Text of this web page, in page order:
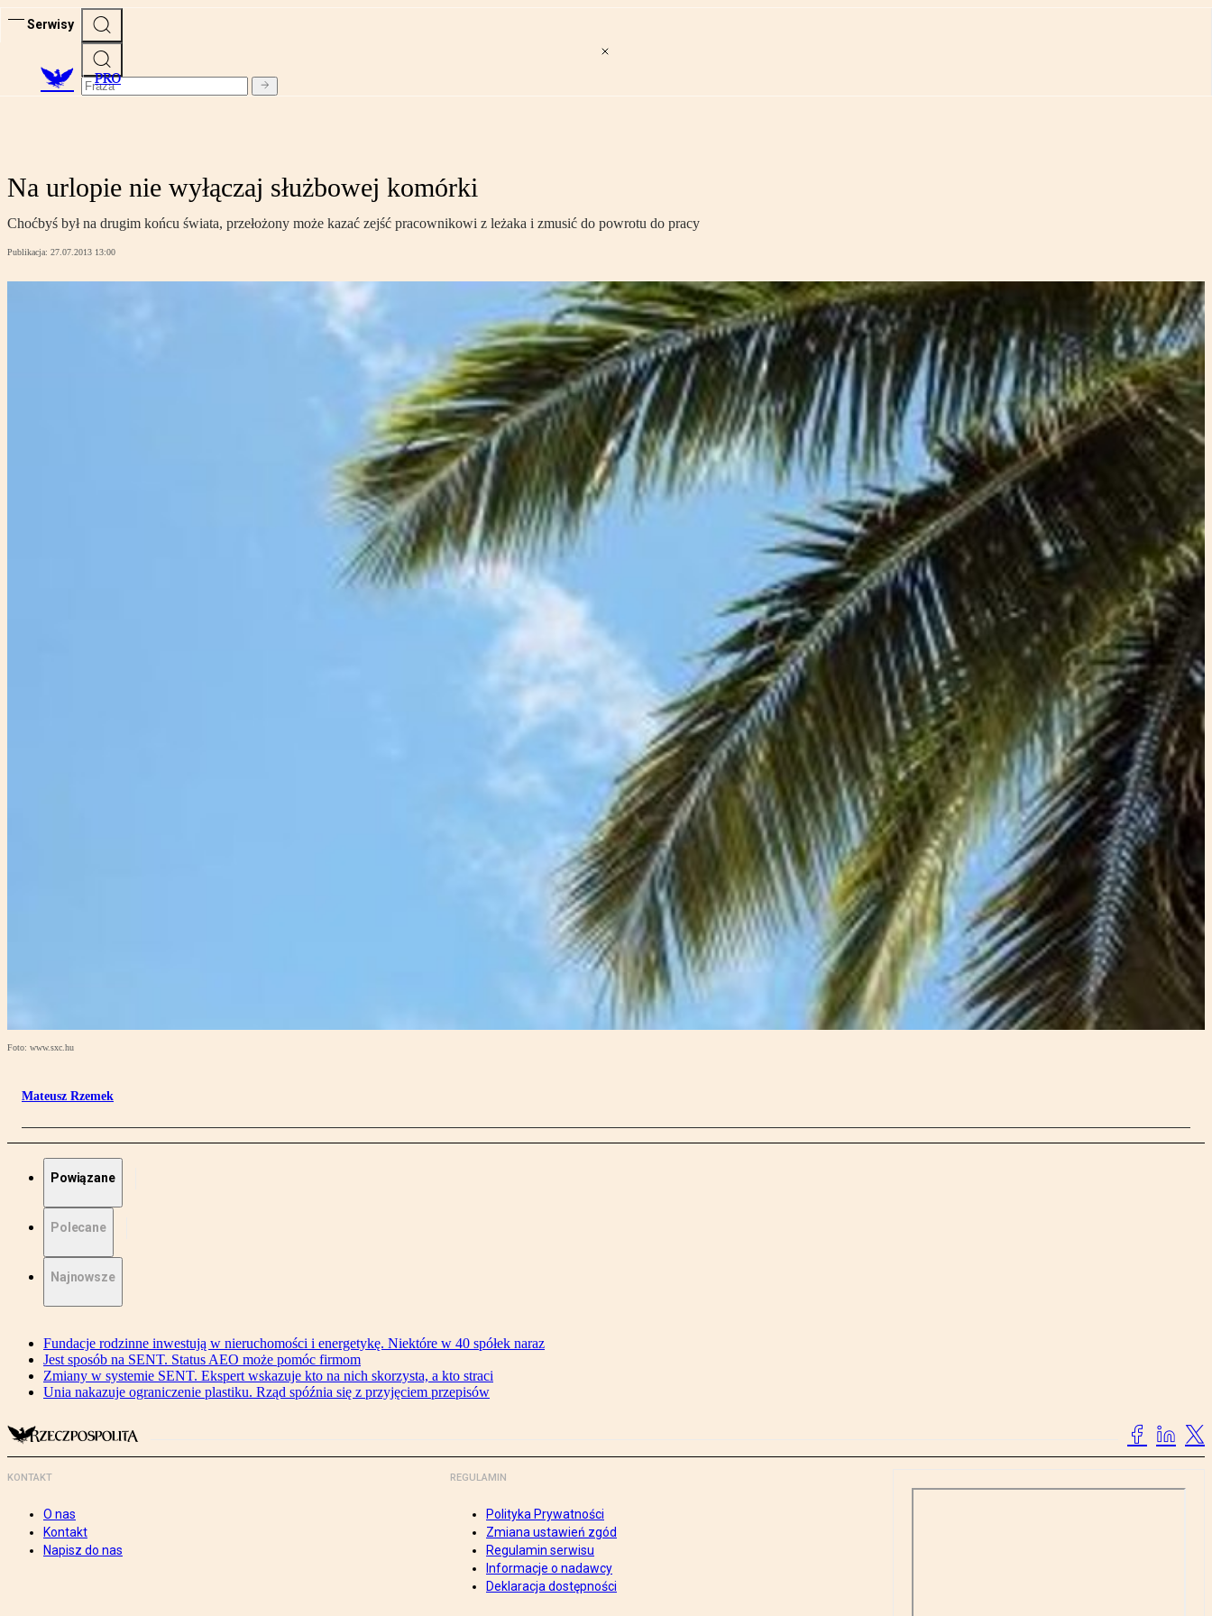
Serwisy
PRO
Na urlopie nie wyłączaj służbowej komórki
Choćbyś był na drugim końcu świata, przełożony może kazać zejść pracownikowi z leżaka i zmusić do powrotu do pracy
Publikacja: 27.07.2013 13:00
Foto: www.sxc.hu
Mateusz Rzemek
Powiązane
Polecane
Najnowsze
Fundacje rodzinne inwestują w nieruchomości i energetykę. Niektóre w 40 spółek naraz
Jest sposób na SENT. Status AEO może pomóc firmom
Zmiany w systemie SENT. Ekspert wskazuje kto na nich skorzysta, a kto straci
Unia nakazuje ograniczenie plastiku. Rząd spóźnia się z przyjęciem przepisów
KONTAKT
O nas
Kontakt
Napisz do nas
REGULAMIN
Polityka Prywatności
Zmiana ustawień zgód
Regulamin serwisu
Informacje o nadawcy
Deklaracja dostępności